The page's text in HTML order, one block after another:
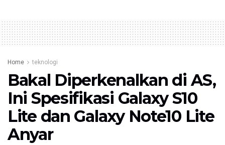
Home teknologi
Bakal Diperkenalkan di AS,
Ini Spesifikasi Galaxy S10
Lite dan Galaxy Note10 Lite
Anyar